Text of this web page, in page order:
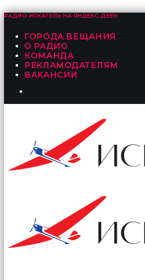
РАДИО ИСКАТЕЛЬ НА ЯНДЕКС ДЗЕН
ГОРОДА ВЕЩАНИЯ
О РАДИО
КОМАНДА
РЕКЛАМОДАТЕЛЯМ
ВАКАНСИИ